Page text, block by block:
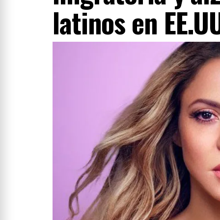
latinos en